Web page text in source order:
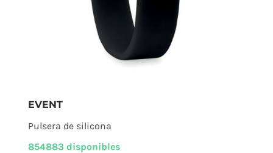
EVENT
Pulsera de silicona
854883 disponibles